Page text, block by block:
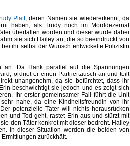
Platt, deren Namen sie wiedererkennt, da
haben, als Trudy noch im Morddezernat
überfallen worden und dieser wurde dabei
sie sich Hailey an, die so beeindruckt von
ihr selbst der Wunsch entwickelte Polizistin
an. Da Hank parallel auf die Spannungen
ordnet er einen Partnertausch an und teilt
unangenehm, da sie befürchtet, dass ihr
beschwichtigt sie jedoch und es zeigt sich
Ihr erster gemeinsamer Fall führt die Unit
nahe, da eine Kindheitsfreundin von ihr
potenzielle Täter will nichts herausrücken
und Tod geht, rastet Erin aus und stürzt mit
den Täter konkret mit dieser bedroht. Hailey
In dieser Situation werden die beiden von
zurückhält.